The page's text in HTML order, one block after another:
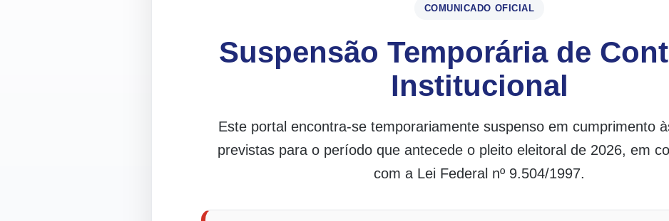
COMUNICADO OFICIAL
Suspensão Temporária de
Institucional
Este portal encontra-se temporariamente suspenso em cumprimento
previstas para o período que antecede o pleito eleitoral de 2026, em
com a Lei Federal nº 9.504/1997.